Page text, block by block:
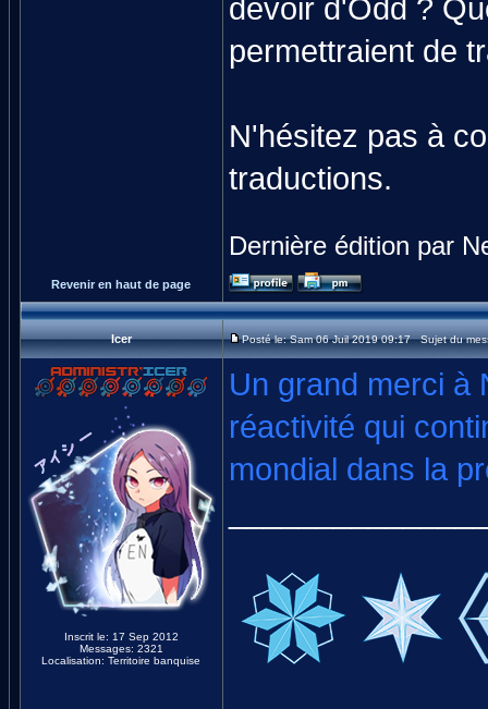
devoir d'Odd ?
permettraient de
N'hésitez pas à
traductions.
Dernière édition par
Revenir en haut de page
Icer Posté le: Sam 06 Juil 2019 09:17 Sujet du
Inscrit le: 17 Sep 2012
Messages: 2321
Localisation: Territoire banquise
Un grand merci à
réactivité qui
mondial dans la